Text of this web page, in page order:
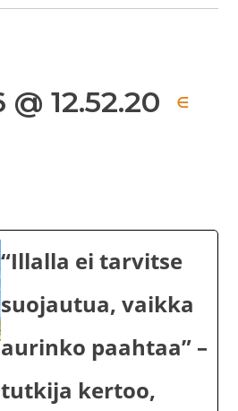
@ 12.52.20 ∈
“Illalla ei tarvitse
suojautua, vaikka
aurinko paahtaa” –
tutkija kertoo,